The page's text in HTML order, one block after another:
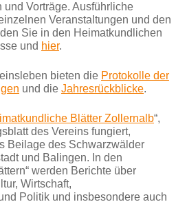
Vorträge. Ausführliche
Veranstaltungen und den
Sie in den Heimatkundlichen
und hier.
bieten die Protokolle der
und die Jahresrückblicke.
Blätter Zollernalb“,
des Vereins fungiert,
Beilage des Schwarzwälder
und Balingen. In den
werden Berichte über
Wirtschaft,
Politik und insbesondere auch